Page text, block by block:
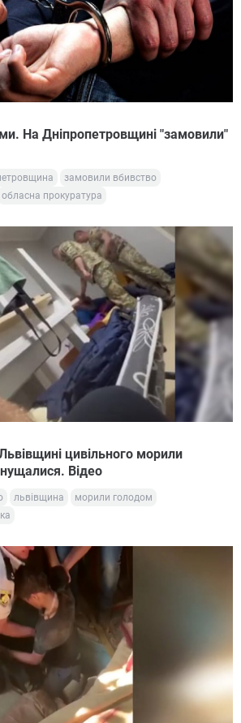
На Дніпропетровщині "замовили"
замовили вбивство
обласна прокуратура
цивільного морили
Відео
львівщина
морили голодом